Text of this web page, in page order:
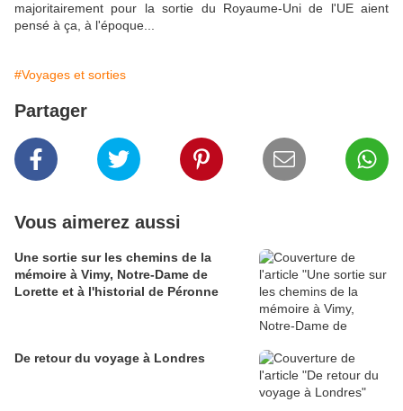
majoritairement pour la sortie du Royaume-Uni de l'UE aient
pensé à ça, à l'époque...
#Voyages et sorties
Partager
Vous aimerez aussi
Une sortie sur les chemins de la
mémoire à Vimy, Notre-Dame de
Lorette et à l'historial de Péronne
De retour du voyage à Londres